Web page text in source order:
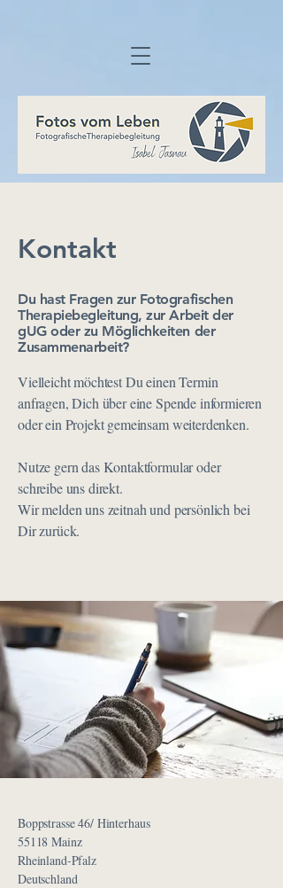
Kontakt
Du hast Fragen zur Fotografischen
Therapiebegleitung, zur Arbeit der
gUG oder zu Möglichkeiten der
Zusammenarbeit?
Vielleicht möchtest Du einen Termin
anfragen, Dich über eine Spende informieren
oder ein Projekt gemeinsam weiterdenken.
Nutze gern das Kontaktformular oder
schreibe uns direkt.
Wir melden uns zeitnah und persönlich bei
Dir zurück.
Boppstrasse 46/ Hinterhaus
55118 Mainz
Rheinland-Pfalz
Deutschland